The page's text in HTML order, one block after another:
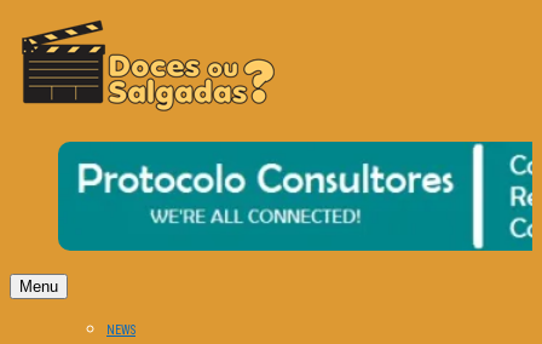
DOCES OU SALGADAS?
O Cinema? Uma Paixão!!
Menu
NEWS